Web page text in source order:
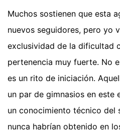
Muchos sostienen que esta
nuevos seguidores, pero yo
exclusividad de la dificultad
pertenencia muy fuerte. No
es un rito de iniciación.
un par de gimnasios en este
un conocimiento técnico del
nunca habrían obtenido en